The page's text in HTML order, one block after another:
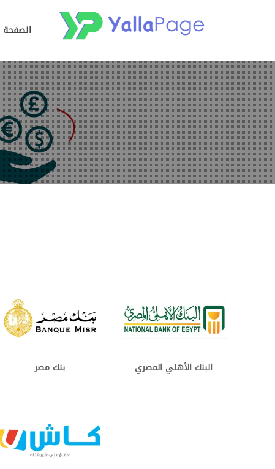
الصفحة
بنك مصر البنك الأهلي المصري